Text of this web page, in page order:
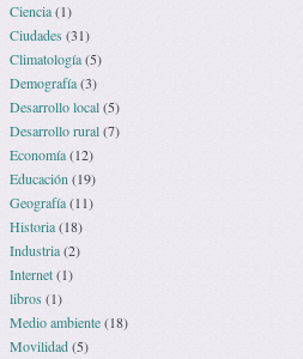
Ciencia(1)
Ciudades (31)
Climatología(5)
Demografía(3)
Desarrollo local(5)
Desarrollo rural(7)
Economía(12)
Educación (19)
Geografía(11)
Historia(18)
Industria(2)
Internet(1)
libros (1)
Medio ambiente(18)
Movilidad(5)